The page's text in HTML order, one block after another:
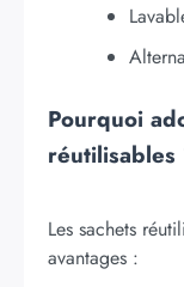
Pourquoi
réutilisables
Les sachets
avantages :